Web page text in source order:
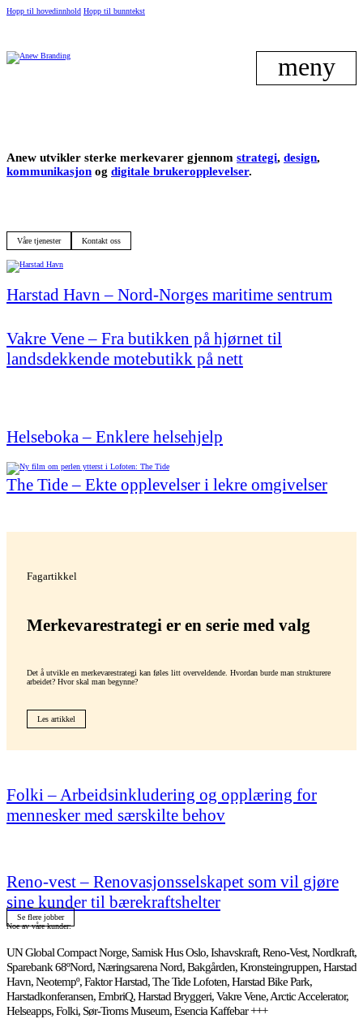
Hopp til hovedinnhold Hopp til bunntekst
meny
Anew utvikler sterke merkevarer gjennom strategi, design,
kommunikasjon og digitale brukeropplevelser.
Våre tjenester Kontakt oss
Harstad Havn – Nord-Norges maritime sentrum
Vakre Vene – Fra butikken på hjørnet til
landsdekkende motebutikk på nett
Helseboka – Enklere helsehjelp
The Tide – Ekte opplevelser i lekre omgivelser
Fagartikkel
Merkevare­strategi er en serie med valg
Det å utvikle en merkevarestrategi kan føles litt overveldende. Hvordan burde man strukturere
arbeidet? Hvor skal man begynne?
Les artikkel
Folki – Arbeidsinkludering og opplæring for
mennesker med særskilte behov
Reno-vest – Renovasjonsselskapet som vil gjøre
sine kunder til bærekraftshelter
Se flere jobber
Noe av våre kunder:
UN Global Compact Norge, Samisk Hus Oslo, Ishavskraft, Reno-Vest, Nordkraft,
Sparebank 68ºNord, Næringsarena Nord, Bakgården, Kronsteingruppen, Harstad
Havn, Neotempº, Faktor Harstad, The Tide Lofoten, Harstad Bike Park,
Harstadkonferansen, EmbriQ, Harstad Bryggeri, Vakre Vene, Arctic Accelerator,
Helseapps, Folki, Sør-Troms Museum, Esencia Kaffebar +++